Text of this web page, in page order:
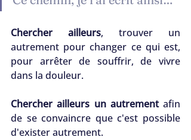
Chercher ailleurs, trouver un
autrement pour changer ce qui est,
pour arrêter de souffrir, de vivre
dans la douleur.
Chercher ailleurs un autrement afin
de se convaincre que c'est possible
d'exister autrement.